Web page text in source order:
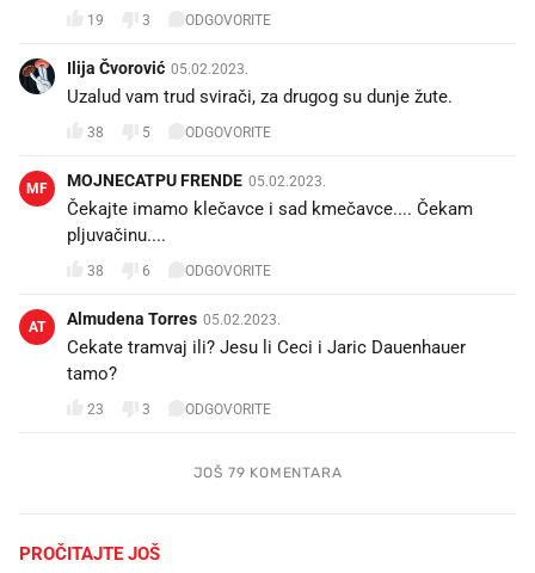
19 3 ODGOVORITE
Ilija Čvorović 05.02.2023.
Uzalud vam trud svirači, za drugog su dunje žute.
38 5 ODGOVORITE
MF MOJNECATPU FRENDE 05.02.2023.
Čekajte imamo klečavce i sad kmečavce.... Čekam
pljuvačinu....
38 6 ODGOVORITE
AT Almudena Torres 05.02.2023.
Cekate tramvaj ili? Jesu li Ceci i Jaric Dauenhauer
tamo?
23 3 ODGOVORITE
JOŠ 79 KOMENTARA
PROČITAJTE JOŠ